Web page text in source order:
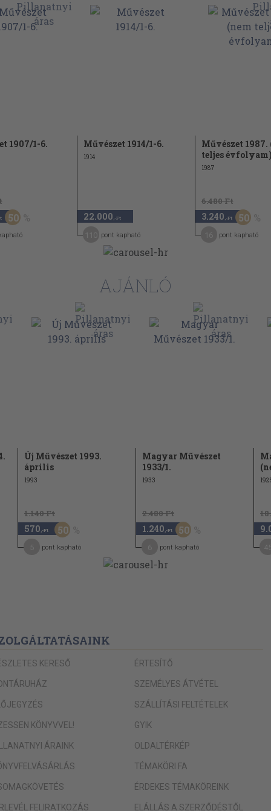
390
901907/1-6.
50
Művészet 1914/1-6.
1914
22.000 ,-Ft
pont kapható
Művészet 1987.
teljes évfolyam)
1987
6.480 Ft
3.240 ,-Ft 50
pont kapható
AJÁNLÓ
Új Művészet 1993.
április
1993
1.140 Ft
570 ,-Ft 50
pont kapható
Magyar Művészet
1933/1.
1933
2.480 Ft
1.240 ,-Ft 50
pont kapható
KERESŐ
KÖNYVVEL!
ÁRAINK
FELIRATKOZÁS
ÉRTESÍTŐ
SZEMÉLYES ÁTVÉTEL
SZÁLLÍTÁSI FELTÉTELEK
GYIK
OLDALTÉRKÉP
TÉMAKÖRI FA
ÉRDEKES TÉMAKÖREINK
ELÁLLÁS A SZERZŐDÉSTŐL